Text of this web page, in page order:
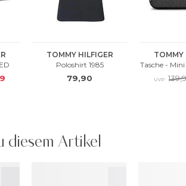
diesem Artikel